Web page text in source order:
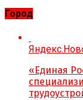
Город
«Единая